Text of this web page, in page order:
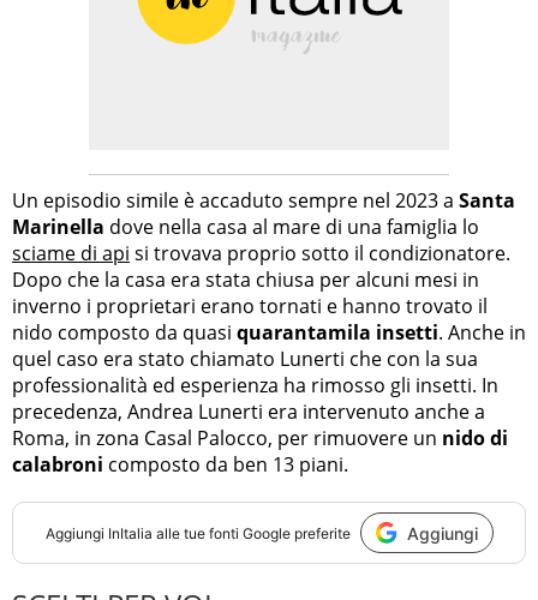
Un episodio simile è accaduto sempre nel 2023 a Santa
Marinella dove nella casa al mare di una famiglia lo
sciame di api si trovava proprio sotto il condizionatore.
Dopo che la casa era stata chiusa per alcuni mesi in
inverno i proprietari erano tornati e hanno trovato il
nido composto da quasi quarantamila insetti. Anche in
quel caso era stato chiamato Lunerti che con la sua
professionalità ed esperienza ha rimosso gli insetti. In
precedenza, Andrea Lunerti era intervenuto anche a
Roma, in zona Casal Palocco, per rimuovere un nido di
calabroni composto da ben 13 piani.
Aggiungi InItalia alle tue fonti Google preferite Aggiungi